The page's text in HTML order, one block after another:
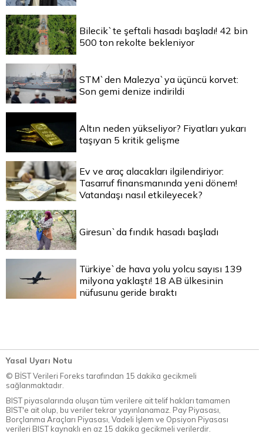
Bilecik`te şeftali hasadı başladı! 42 bin
500 ton rekolte bekleniyor
STM`den Malezya`ya üçüncü korvet:
Son gemi denize indirildi
Altın neden yükseliyor? Fiyatları yukarı
taşıyan 5 kritik gelişme
Ev ve araç alacakları ilgilendiriyor:
Tasarruf finansmanında yeni dönem!
Vatandaşı nasıl etkileyecek?
Giresun`da fındık hasadı başladı
Türkiye`de hava yolu yolcu sayısı 139
milyona yaklaştı! 18 AB ülkesinin
nüfusunu geride bıraktı
Yasal Uyarı Notu
© BİST Verileri Foreks tarafından 15 dakika gecikmeli
sağlanmaktadır.
BIST piyasalarında oluşan tüm verilere ait telif hakları tamamen
BIST'e ait olup, bu veriler tekrar yayınlanamaz. Pay Piyasası,
Borçlanma Araçları Piyasası, Vadeli İşlem ve Opsiyon Piyasası
verileri BIST kaynaklı en az 15 dakika gecikmeli verilerdir.